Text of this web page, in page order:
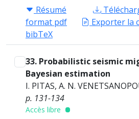
Résumé
format pdf
Exporter la
bibTeX
33. Probabilistic seismic
Bayesian estimation
I. PITAS, A. N.
p. 131-134
Accès libre